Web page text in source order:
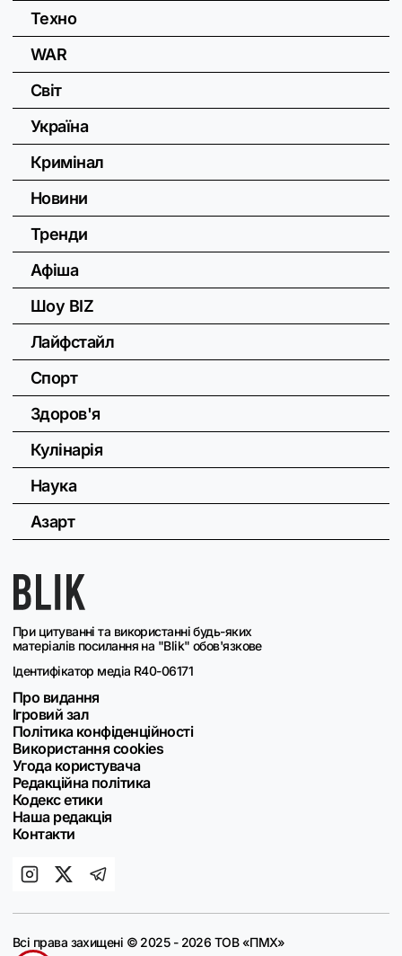
При цитуванні та використанні будь-яких
матеріалів посилання на "Blik" обов'язкове
Ідентифікатор медіа R40-06171
Про видання
Ігровий зал
Політика конфіденційності
Використання cookies
Угода користувача
Редакційна політика
Кодекс етики
Наша редакція
Контакти
Техно
WAR
Світ
Україна
Кримінал
Новини
Тренди
Афіша
Шоу BIZ
Лайфстайл
Спорт
Здоров'я
Кулінарія
Наука
Азарт
Всі права захищені © 2025 - 2026 ТОВ «ПМХ»